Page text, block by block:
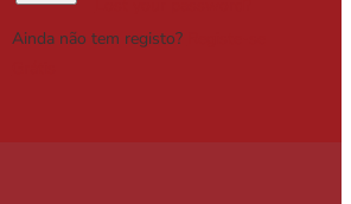
Ainda não tem registo?